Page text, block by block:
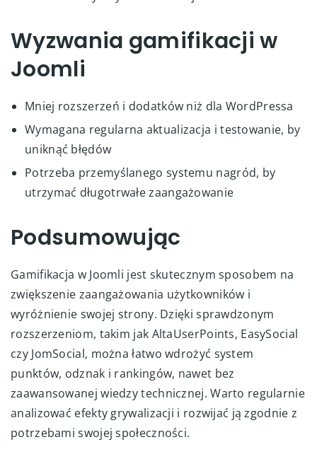
Wyzwania gamifikacji w
Joomli
Mniej rozszerzeń i dodatków niż dla WordPressa
Wymagana regularna aktualizacja i testowanie, by
uniknąć błędów
Potrzeba przemyślanego systemu nagród, by
utrzymać długotrwałe zaangażowanie
Podsumowując
Gamifikacja w Joomli jest skutecznym sposobem na
zwiększenie zaangażowania użytkowników i
wyróżnienie swojej strony. Dzięki sprawdzonym
rozszerzeniom, takim jak AltaUserPoints, EasySocial
czy JomSocial, można łatwo wdrożyć system
punktów, odznak i rankingów, nawet bez
zaawansowanej wiedzy technicznej. Warto regularnie
analizować efekty grywalizacji i rozwijać ją zgodnie z
potrzebami swojej społeczności.